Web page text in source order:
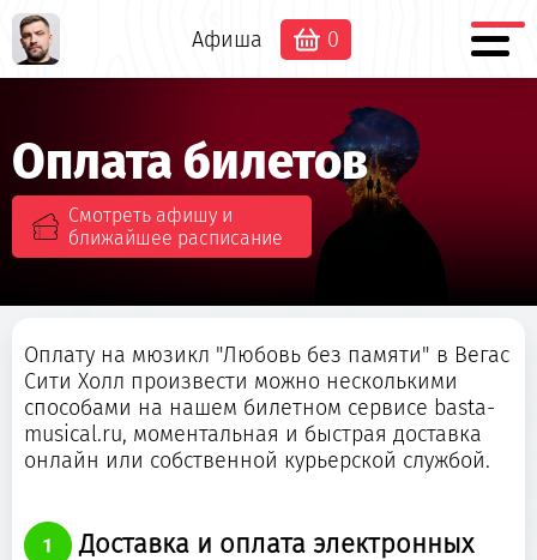
Афиша 0
Оплата билетов
Смотреть афишу и
ближайшее расписание
Оплату на мюзикл "Любовь без памяти" в Вегас
Сити Холл произвести можно несколькими
способами на нашем билетном сервисе basta-
musical.ru, моментальная и быстрая доставка
онлайн или собственной курьерской службой.
Доставка и оплата электронных